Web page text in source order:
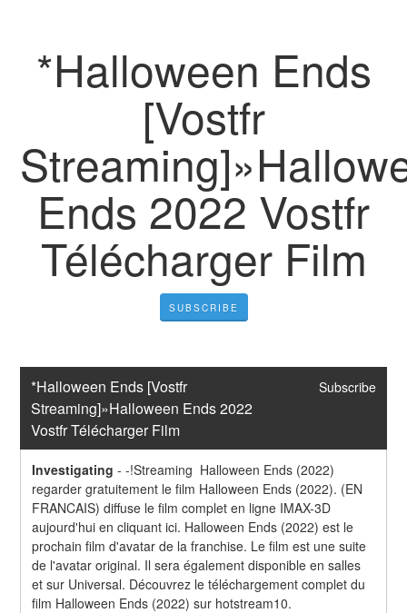
*Halloween Ends
[Vostfr
Ends 2022 Vostfr
Télécharger Film
SUBSCRIBE
*Halloween Ends [Vostfr
Streaming]»Halloween Ends 2022
Vostfr Télécharger Film
Subscribe
Investigating --!Streaming  Halloween Ends (2022)
regarder gratuitement le film Halloween Ends (2022). (EN
FRANCAIS) diffuse le film complet en ligne IMAX-3D
aujourd'hui en cliquant ici. Halloween Ends (2022) est le
prochain film d'avatar de la franchise. Le film est une suite
de l'avatar original. Il sera également disponible en salles
et sur Universal. Découvrez le téléchargement complet du
film Halloween Ends (2022) sur hotstream10.